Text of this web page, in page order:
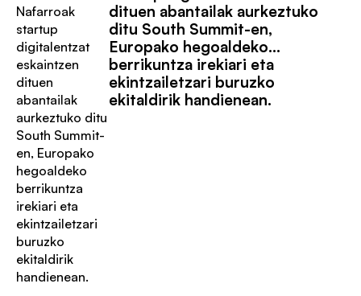
dituen abantailak aurkeztuko
ditu South Summit-en,
Europako hegoaldeko
berrikuntza irekiari eta
ekintzailetzari buruzko
ekitaldirik handienean.